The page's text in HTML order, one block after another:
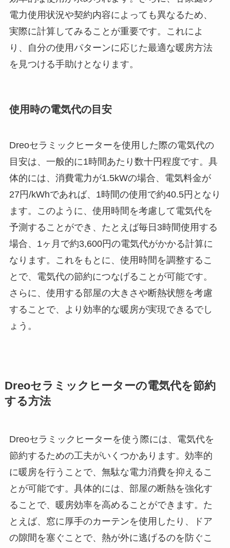
電力使用状況や契約内容によっても異なるため、
実際に計算してみることが重要です。これによ
り、自分の使用パターンに応じた最適な暖房方法
を見つける手助けとなります。
使用時の電気代の目安
Dreoセラミックヒーターを使用した際の電気代の
目安は、一般的に1時間あたり数十円程度です。具
体的には、消費電力が1.5kWの場合、電気料金が
27円/kWhであれば、1時間の使用で約40.5円となり
ます。このように、使用時間を考慮して電気代を
予測することができ、たとえば毎日3時間使用する
場合、1ヶ月で約3,600円の電気代がかかる計算に
なります。これをもとに、使用時間を調整するこ
とで、電気代の節約につなげることが可能です。
さらに、使用する部屋の大きさや断熱状態を考慮
することで、より効率的な暖房が実現できるでし
ょう。
Dreoセラミックヒーターの電気代を節約
する方法
Dreoセラミックヒーターを使う際には、電気代を
節約するための工夫がいくつかあります。効率的
に暖房を行うことで、無駄な電力消費を抑えるこ
とが可能です。具体的には、部屋の断熱を強化す
ることで、暖房効率を高めることができます。た
とえば、窓に厚手のカーテンを使用したり、ドア
の隙間を塞ぐことで、熱が外に逃げるのを防ぐこ